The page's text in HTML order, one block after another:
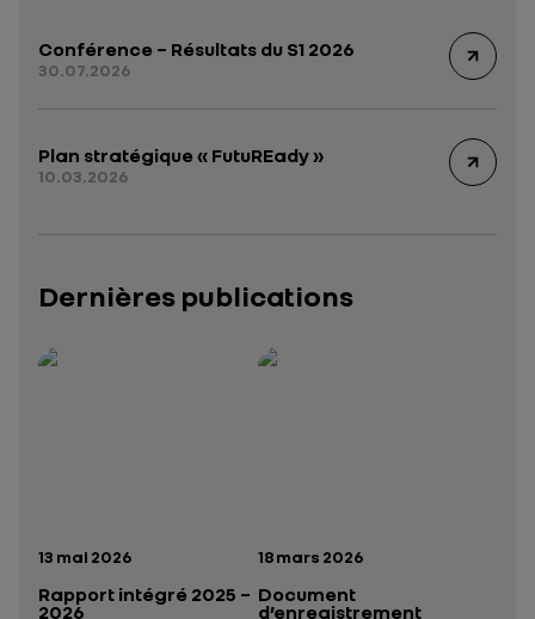
Conférence – Résultats du S1 2026
30.07.2026
Plan stratégique « FutuREady »
10.03.2026
Dernières publications
Date de publication:
13 mai 2026
Rapport intégré 2025 –
2026
Rapport intégré 2025 – 2026— données structurées (JSON)
Date de publication:
18 mars 2026
Document
d’enregistrement
Présentation institutionnelle 2026